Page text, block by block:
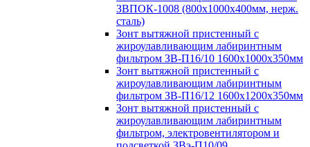
ЗВПОК-1008 (800х1000х400мм, нерж.
сталь)
Зонт вытяжной пристенный с
жироулавливающим лабиринтным
фильтром ЗВ-П16/10 1600х1000х350мм
Зонт вытяжной пристенный с
жироулавливающим лабиринтным
фильтром ЗВ-П16/12 1600х1200х350мм
Зонт вытяжной пристенный с
жироулавливающим лабиринтным
фильтром, электровентилятором и